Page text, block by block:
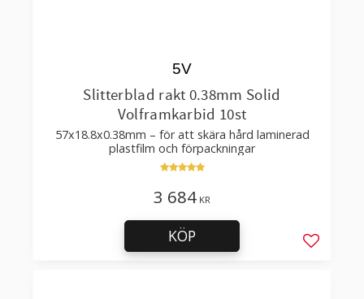
Slitterblad rakt 0.38mm Solid
Volframkarbid 10st
57x18.8x0.38mm – för att skära hård laminerad
plastfilm och förpackningar
5V
3 684 KR
Lägg till
KÖP